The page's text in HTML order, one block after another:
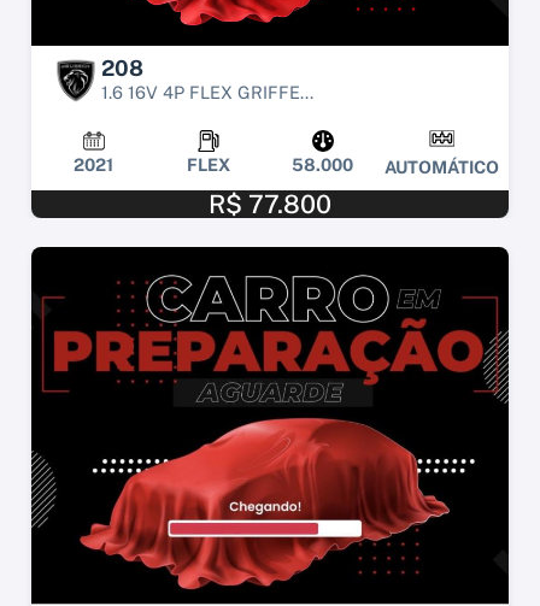
208
1.6 16V 4P FLEX GRIFFE...
2021 FLEX 58.000 AUTOMÁTICO
R$ 77.800